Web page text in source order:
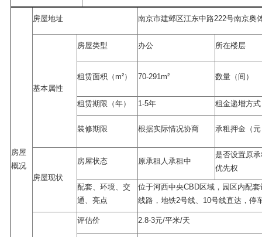
房屋
概况
房屋地址 南京市建邺区江东中路222号南京奥
基本属性
房屋类型 办公 所在楼层
租赁面积（m²） 70-291m² 数量（间）
租赁期限（年） 1-5年 租金递增方式
装修期限 根据实际情况协商 承租押金（
房屋现状
房屋状态 原承租人承租中
是否设置原
优先权
配套、环境、交
通、亮点
位于河西中央CBD区域，园区内配
线路，地铁2号线、10号线直达，停
评估价 2.8-3元/平米/天